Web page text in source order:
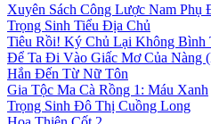
Xuyên Sách Công Lược Nam Phụ
Trọng Sinh Tiểu Địa Chủ
Tiêu Rồi! Ký Chủ Lại Không Bình
Để Ta Đi Vào Giấc Mơ Của Nàng
Hắn Đến Từ Nữ Tôn
Gia Tộc Ma Cà Rồng 1: Máu Xanh
Trọng Sinh Đô Thị Cuồng Long